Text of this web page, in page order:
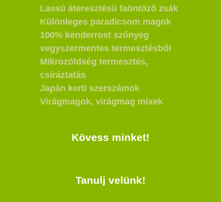
Lassú áteresztésű faöntöző zsák
Különleges paradicsom magok
100% kenderrost szőnyeg
vegyszermentes termesztésből
Mikrozöldség termesztés,
csíráztatás
Japán kerti szerszámok
Virágmagok, virágmag mixek
Kövess minket!
Tanulj velünk!